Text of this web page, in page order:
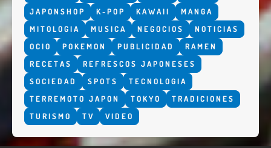
JAPONSHOP
K-POP KAWAII
MANGA
MITOLOGIA
MUSICA NEGOCIOS
NOTICIAS
OCIO
POKEMON PUBLICIDAD
RAMEN
RECETAS
REFRESCOS JAPONESES
SOCIEDAD
SPOTS
TECNOLOGIA
TERREMOTO JAPON
TOKYO
TRADICIONES
TURISMO
TV VIDEO